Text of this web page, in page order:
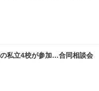
の私立4校が参加…合同相談会